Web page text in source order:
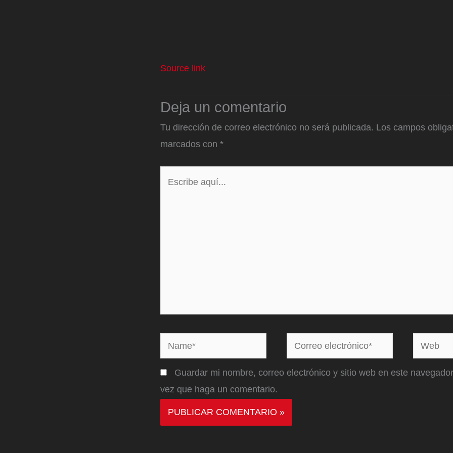
Source link
Deja un comentario
Tu dirección de correo electrónico no será publicada. Los campos
marcados con *
Name*
Correo
electrónico*
Web
Guardar mi nombre, correo electrónico y sitio web en este
vez que haga un comentario.